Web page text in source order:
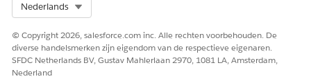
Nederlands
© Copyright 2026, salesforce.com inc. Alle rechten voorbehouden. De
diverse handelsmerken zijn eigendom van de respectieve eigenaren.
SFDC Netherlands BV, Gustav Mahlerlaan 2970, 1081 LA, Amsterdam,
Nederland